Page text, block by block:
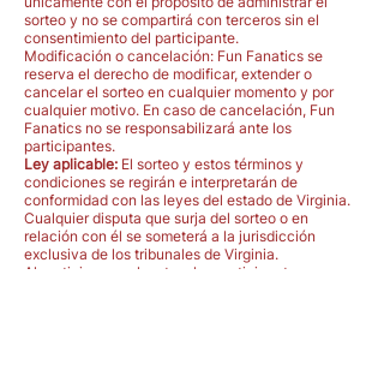
sorteo y no se compartirá con terceros sin el
consentimiento del participante.
Modificación o cancelación: Fun Fanatics se
reserva el derecho de modificar, extender o
cancelar el sorteo en cualquier momento y por
cualquier motivo. En caso de cancelación, Fun
Fanatics no se responsabilizará ante los
participantes.
Ley aplicable: El sorteo y estos términos y
condiciones se regirán e interpretarán de
conformidad con las leyes del estado de Virginia.
Cualquier disputa que surja del sorteo o en
relación con él se someterá a la jurisdicción
exclusiva de los tribunales de Virginia.
Al participar en el sorteo, los participantes